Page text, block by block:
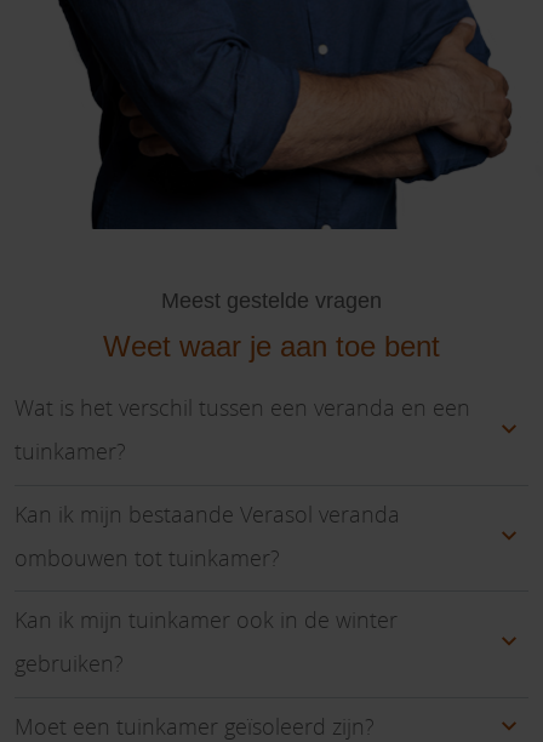
Meest gestelde vragen
Weet waar je aan toe bent
Wat is het verschil tussen een veranda en een
tuinkamer?
Kan ik mijn bestaande Verasol veranda
ombouwen tot tuinkamer?
Kan ik mijn tuinkamer ook in de winter
gebruiken?
Moet een tuinkamer geïsoleerd zijn?